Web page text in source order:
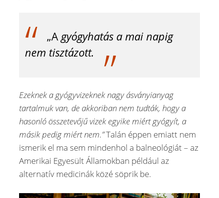
„A gyógyhatás a mai napig
nem tisztázott.
Ezeknek a gyógyvizeknek nagy ásványianyag
tartalmuk van, de akkoriban nem tudták, hogy a
hasonló összetevőjű vizek egyike miért gyógyít, a
másik pedig miért nem.”Talán éppen emiatt nem
ismerik el ma sem mindenhol a balneológiát – az
Amerikai Egyesült Államokban például az
alternatív medicinák közé söprik be.